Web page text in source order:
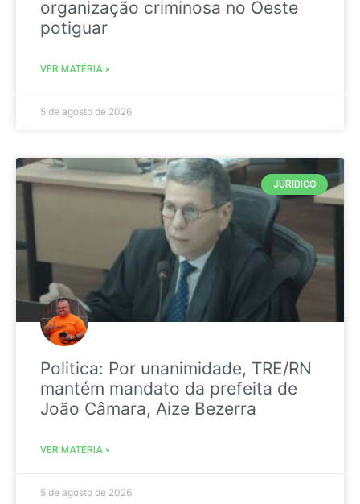
organização criminosa no Oeste
potiguar
VER MATÉRIA »
5 de agosto de 2026
JURIDICO
Politica: Por unanimidade, TRE/RN
mantém mandato da prefeita de
João Câmara, Aize Bezerra
VER MATÉRIA »
5 de agosto de 2026